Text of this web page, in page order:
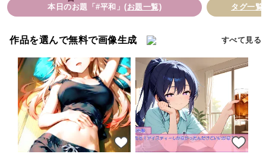
本日のお題「#平和」 (お題一覧) タグ一覧
作品を選んで無料で画像生成 すべて見る
14 18